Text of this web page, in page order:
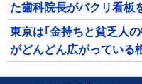
た歯科院長がパクリ看板
東京は｢金持ちと貧乏人
がどんどん広がっている